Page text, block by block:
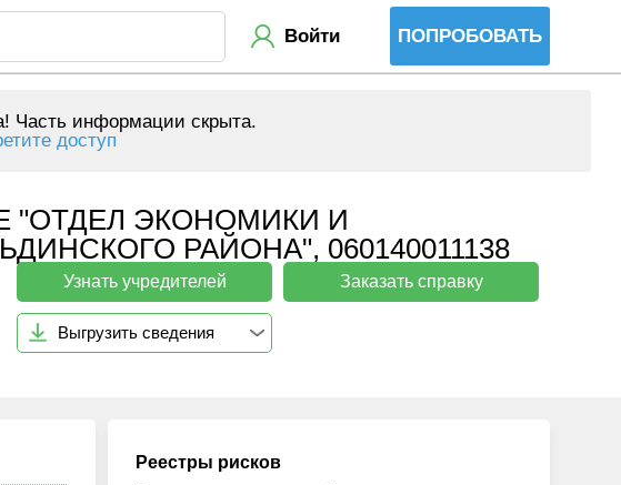
Войти ПОПРОБОВАТЬ
Часть информации скрыта.
доступ
"ОТДЕЛ ЭКОНОМИКИ И
РАЙОНА", 060140011138
Узнать учредителей Заказать справку
Выгрузить сведения
Реестры рисков